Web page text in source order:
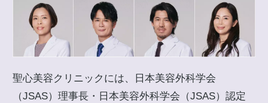
聖心美容クリニックには、日本美容外科学会
（JSAS）理事長・日本美容外科学会（JSAS）認定